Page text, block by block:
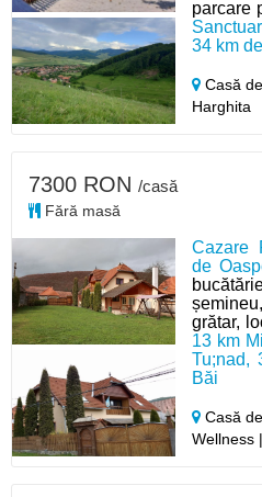
parcare
34 km
Casă
Harghita
Cazare
de
grătar,
13 km
Tu;nad,
Băi
Casă
Wellness
7300 RON /casă
Fără masă